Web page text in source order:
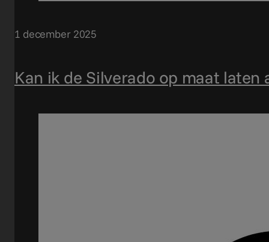
1 december 2025
Kan ik de Silverado op maat laten